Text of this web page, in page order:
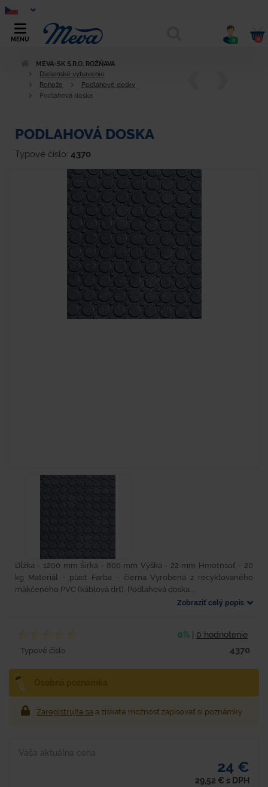
MENU 0 0
MEVA-SK S.R.O. ROŽŇAVA
Dielenské vybavenie
Rohože
Podlahové dosky
Podlahová doska
PODLAHOVÁ DOSKA
Typové číslo: 4370
Dĺžka - 1200 mm Šírka - 800 mm Výška - 22 mm Hmotnsoť - 20
kg Materiál - plast Farba - čierna Vyrobená z recyklovaného
mäkčeného PVC (káblová drť). Podlahová doska...
Zobraziť celý popis
0% 0 hodnotenie
Typové číslo 4370
Zaregistrujte sa a získate možnosť zapisovať si poznámky
Vaša aktuálna cena
24 €
29,52 € s DPH